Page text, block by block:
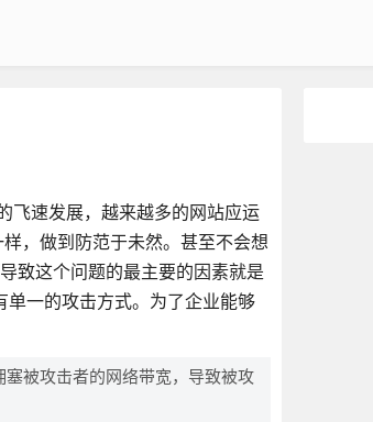
飞速发展，越来越多的网站应运
，做到防范于未然。甚至不会想
致这个问题的最主要的因素就是
一的攻击方式。为了企业能够
被攻击者的网络带宽，导致被攻